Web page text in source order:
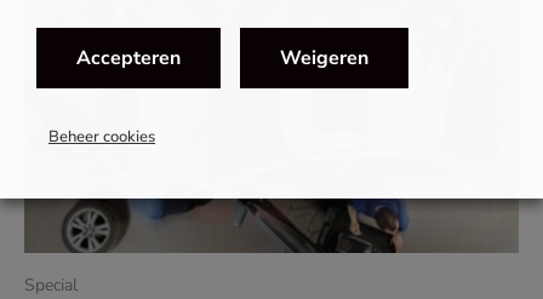
Special
Accepteren Weigeren
Beheer cookies